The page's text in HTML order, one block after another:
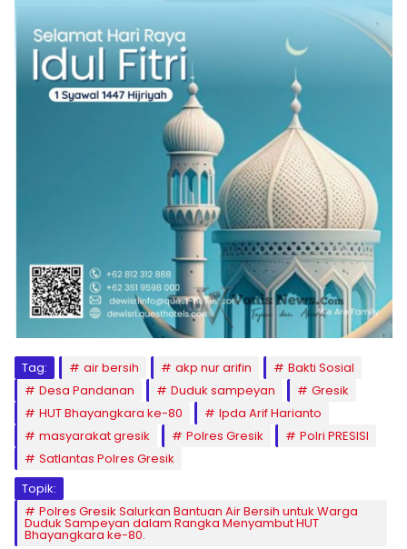
Tag: air bersih akp nur arifin
Bakti Sosial
Desa Pandanan
Duduk sampeyan
Gresik
HUT Bhayangkara ke-80
Ipda Arif Harianto
masyarakat gresik
Polres Gresik
Polri PRESISI
Satlantas Polres Gresik
Topik:
Polres Gresik Salurkan Bantuan Air Bersih untuk Warga
Duduk Sampeyan dalam Rangka Menyambut HUT
Bhayangkara ke-80.